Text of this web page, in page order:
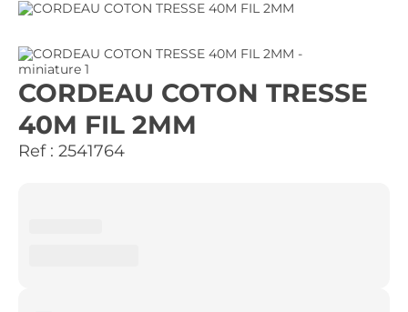
CORDEAU COTON TRESSE
40M FIL 2MM
Ref : 2541764